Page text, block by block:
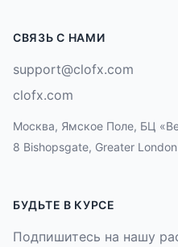
СВЯЗЬ С НАМИ
support@clofx.com
clofx.com
Москва, Ямское Поле, БЦ
8 Bishopsgate, Greater
БУДЬТЕ В КУРСЕ
Подпишитесь на нашу